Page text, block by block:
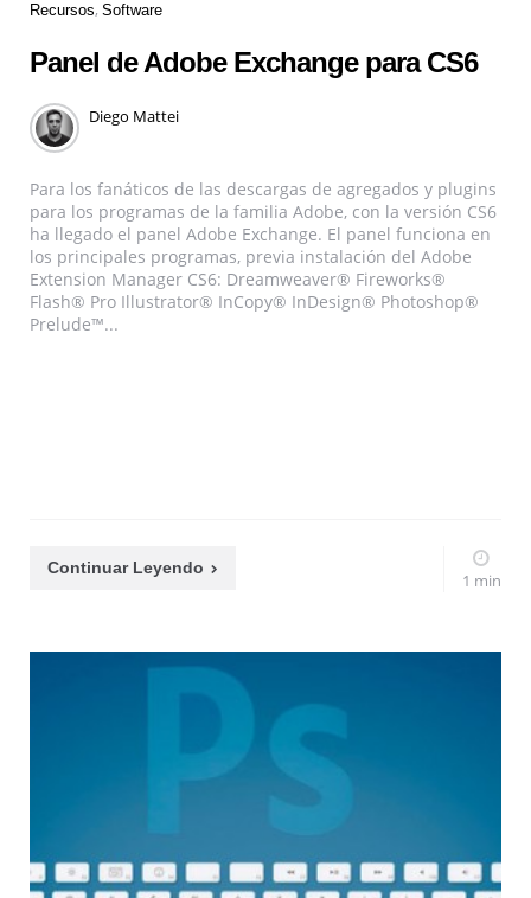
Recursos Software
Panel de Adobe Exchange para CS6
Diego Mattei
Para los fanáticos de las descargas de agregados y plugins
para los programas de la familia Adobe, con la versión CS6
ha llegado el panel Adobe Exchange. El panel funciona en
los principales programas, previa instalación del Adobe
Extension Manager CS6: Dreamweaver® Fireworks®
Flash® Pro Illustrator® InCopy® InDesign® Photoshop®
Prelude™...
Continuar Leyendo
1 min